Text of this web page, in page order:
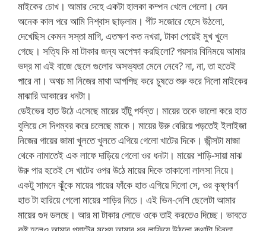
মাইকের চোখ। আমার দেহে একটা হালকা কম্পন খেলে গেলো। যেন
অনেক কাল পরে আমি নিশ্বাস ছাড়লাম। পীট সজোরে হেসে উঠলো,
দেখেছিস কেমন সস্তা মাগি, এতক্ষণ কত নখরা, টাকা পেয়েই মুখ খুলে
গেছে। সত্যি কি মা টাকার জন্য অপেক্ষা করছিলো? পয়সার বিনিময়ে আমার
ভদ্র মা এই বাজে ছেলে গুলোর অসভ্যতা মেনে নেবে? না, না, তা হতেই
পারে না। অথচ মা নিজের মাথা আগপিছ করে চুষতে শুরু করে দিলো মাইকের
মাঝারি আকারের ধনটা।
ডেইভের হাত উঠে এসেছে মায়ের হাঁটু পর্যন্ত। মায়ের তকে ভালো করে হাত
বুলিয়ে সে দিগম্বর করে চলেছে মাকে। মায়ের উরু বেরিয়ে পড়তেই ইলাইজা
নিজের গায়ের জামা খুলতে খুলতে এগিয়ে গেলো খাটের দিকে। জীন্সটা মাজা
থেকে নামাতেই এক লাফে দাড়িয়ে গেলো ওর ধনটা। মায়ের শাড়ি-সায়া মাঝ
উরু পার হতেই সে খাটের ওপর উঠে মায়ের দিকে তাকালো লালসা নিয়ে।
একটু সামনে ঝুঁকে মায়ের পায়ের ফাঁকে হাত এগিয়ে দিলো সে, ওর কৃষ্ণবর্ণ
হাত টা হারিয়ে গেলো মায়ের শাড়ির নিচে। এই ভিন-দেশি ছেলেটা আমার
মায়ের গুদ ডলছে। আর মা টাকার লোভে ওকে তাই করতেও দিচ্ছে। ভাবতে